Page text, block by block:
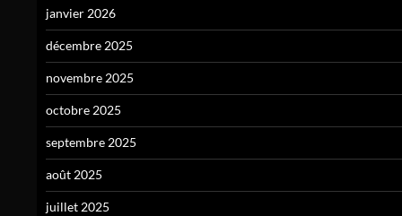
janvier 2026
décembre 2025
novembre 2025
octobre 2025
septembre 2025
août 2025
juillet 2025